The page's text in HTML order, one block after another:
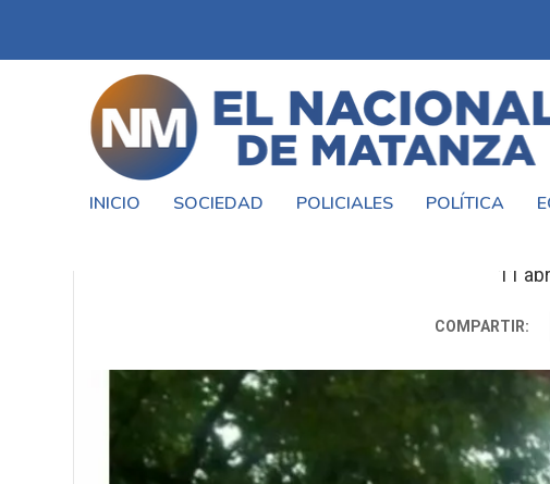
INICIO SOCIEDAD POLICIALES POLÍTICA
11
COMPARTIR: